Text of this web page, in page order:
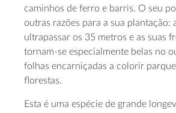
caminhos de ferro e barris. O seu
outras razões para a sua plantação:
ultrapassar os 35 metros e as suas
tornam-se especialmente belas no
folhas encarniçadas a colorir
florestas.
Esta é uma espécie de grande